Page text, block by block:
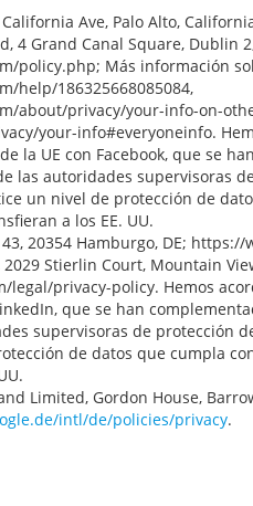
Ave, Palo Alto,
4 Grand Canal Square, Dublin
policy.php; Más información
help/186325668085084,
about/privacy/your-info-on-
your-info#everyoneinfo.
la UE con Facebook, que se
las autoridades supervisoras
un nivel de protección de
a los EE. UU.
20354 Hamburgo, DE;
Stierlin Court, Mountain
privacy-policy. Hemos
que se han
supervisoras de protección
de datos que cumpla
Limited, Gordon House,
intl/de/policies/privacy.